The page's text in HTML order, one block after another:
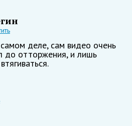
деле, сам видео очень
до отторжения, и лишь